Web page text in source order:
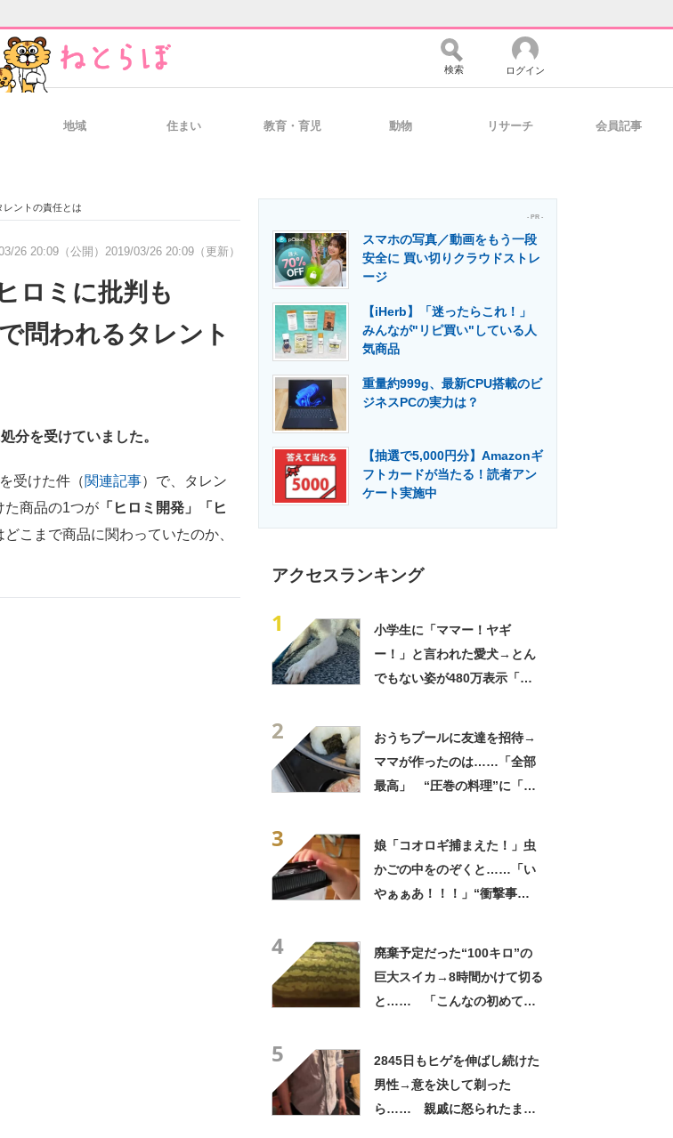
経営リーダーのコミュニティ マーケ×ITの今がよく分かる
IT製品の技術・比較・事例 製造業のIT導入・活用を支援
エネルギーの専門メディア 建設×テクノロジーの最前線
検索 ログイン
地域 住まい 教育・育児 動物 リサーチ 会員記事
ントの責任とは
26 20:09（公開） 2019/03/26 20:09（更新）
ロミに批判も
問われるタレント
分を受けていました。
受けた件（関連記事）で、タレン
た商品の1つが 「ヒロミ開発」「ヒ
こまで商品に関わっていたのか、
- PR -
スマホの写真／動画をもう一段
安全に 買い切りクラウドストレ
ージ
【iHerb】「迷ったらこれ！」
みんなが"リピ買い"している人
気商品
重量約999g、最新CPU搭載のビ
ジネスPCの実力は？
【抽選で5,000円分】Amazonギ
フトカードが当たる！読者アン
ケート実施中
アクセスランキング
1
小学生に「ママー！ヤギ
ー！」と言われた愛犬→とん
でもない姿が480万表示「ど
2
おうちプールに友達を招待→
ママが作ったのは……「全部
最高」 “圧巻の料理”に「う
3
娘「コオロギ捕まえた！」虫
かごの中をのぞくと……「い
やぁぁあ！！！」“衝撃事
4
廃棄予定だった“100キロ”の
巨大スイカ→8時間かけて切る
と…… 「こんなの初めて見
5
2845日もヒゲを伸ばし続けた
男性→意を決して剃った
ら…… 親戚に怒られたまさ